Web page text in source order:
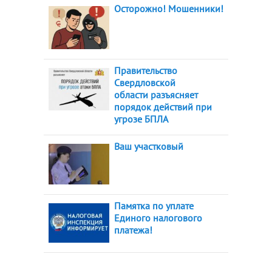
Осторожно! Мошенники!
Правительство
Свердловской
области разъясняет
порядок действий при
угрозе БПЛА
Ваш участковый
Памятка по уплате
Единого налогового
платежа!